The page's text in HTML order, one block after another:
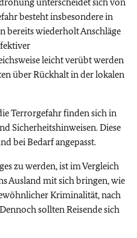
besteht insbesondere in
bereits wiederholt Anschläge
leicht verübt werden
über Rückhalt in der lokalen
Terrorgefahr finden sich in
Sicherheitshinweisen. Diese
bei Bedarf angepasst.
zu werden, ist im Vergleich
Ausland mit sich bringen, wie
Kriminalität, nach
sollten Reisende sich